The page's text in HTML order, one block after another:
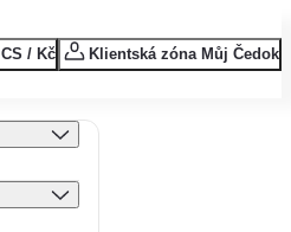
CS / Kč Klientská zóna Můj Čedok